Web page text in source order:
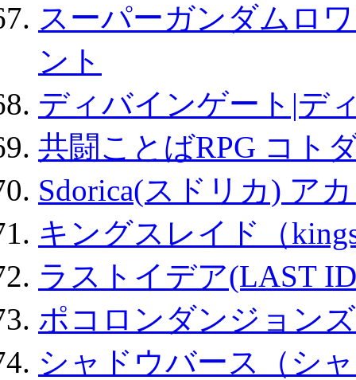
スーパーガンダムロ
ント
ディバインゲート|デ
共闘ことばRPG コト
Sdorica(スドリカ) ア
キングスレイド（
ラストイデア(LAST
ポコロンダンジョン
シャドウバース（シ